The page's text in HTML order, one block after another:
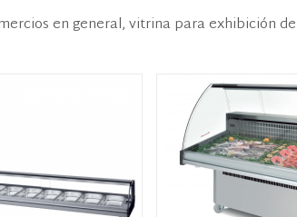
en general, vitrina para exhibición